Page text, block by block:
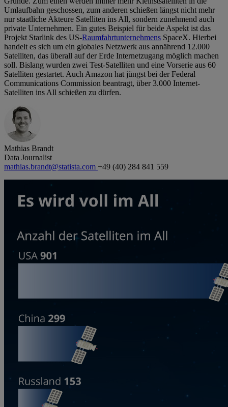
Umlaufbahn geschossen, zum anderen schießen längst nicht mehr
nur staatliche Akteure Satelliten ins All, sondern zunehmend auch
private Unternehmen. Ein gutes Beispiel für beide Aspekt ist das
Projekt Starlink des US-Raumfahrtunternehmens SpaceX. Hierbei
handelt es sich um ein globales Netzwerk aus annährend 12.000
Satelliten, das überall auf der Erde Internetzugang möglich machen
soll. Bislang wurden zwei Test-Satelliten und eine Vorserie aus 60
Satelliten gestartet. Auch Amazon hat jüngst bei der Federal
Communications Commission beantragt, über 3.000 Internet-
Satelliten ins All schießen zu dürfen.
Mathias Brandt
Data Journalist
mathias.brandt@statista.com +49 (40) 284 841 559